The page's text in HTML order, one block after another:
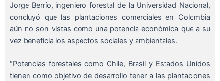
Jorge Berrío, ingeniero forestal de la Universidad Nacional,
concluyó que las plantaciones comerciales en Colombia
aún no son vistas como una potencia económica que a su
vez beneficia los aspectos sociales y ambientales.
“Potencias forestales como Chile, Brasil y Estados Unidos
tienen como objetivo de desarrollo tener a las plantaciones